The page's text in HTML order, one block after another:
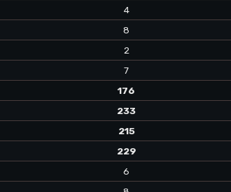
4
8
2
7
176
233
215
229
6